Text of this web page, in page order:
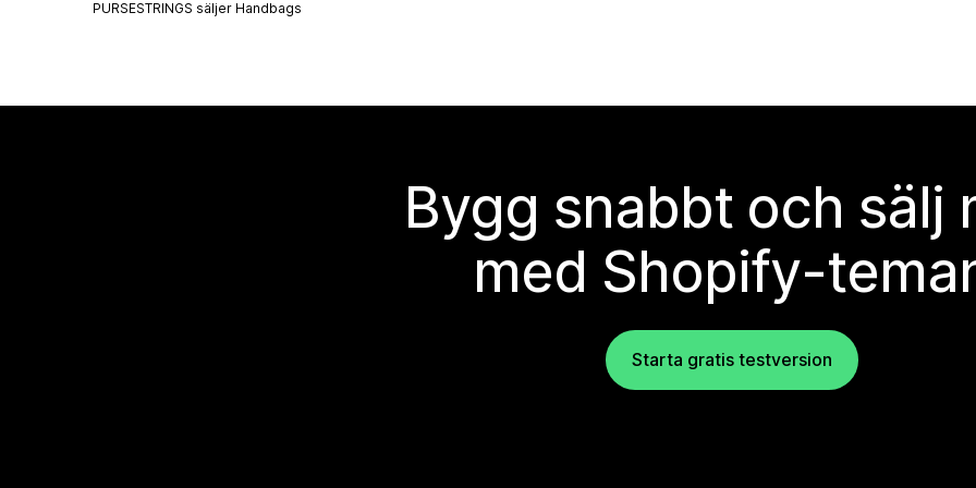
PURSESTRINGS säljer Handbags
Bygg snabbt och sälj
med Shopify-
Starta gratis testversion